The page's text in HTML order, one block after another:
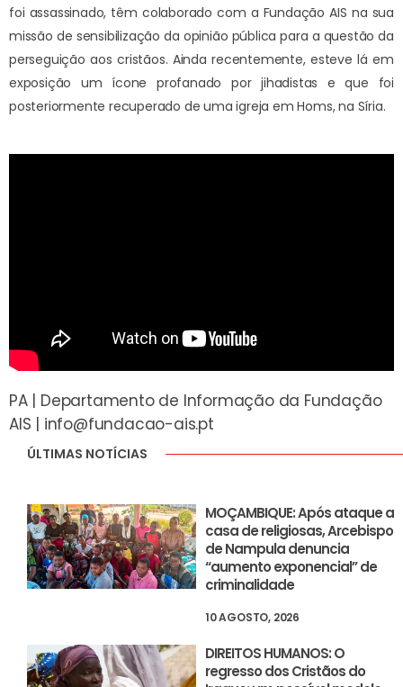
foi assassinado, têm colaborado com a Fundação AIS na sua
missão de sensibilização da opinião pública para a questão da
perseguição aos cristãos. Ainda recentemente, esteve lá em
exposição um ícone profanado por jihadistas e que foi
posteriormente recuperado de uma igreja em Homs, na Síria.
PA | Departamento de Informação da Fundação
AIS | info@fundacao-ais.pt
ÚLTIMAS NOTÍCIAS
MOÇAMBIQUE: Após ataque a
casa de religiosas, Arcebispo
de Nampula denuncia
“aumento exponencial” de
criminalidade
10 AGOSTO, 2026
DIREITOS HUMANOS: O
regresso dos Cristãos do